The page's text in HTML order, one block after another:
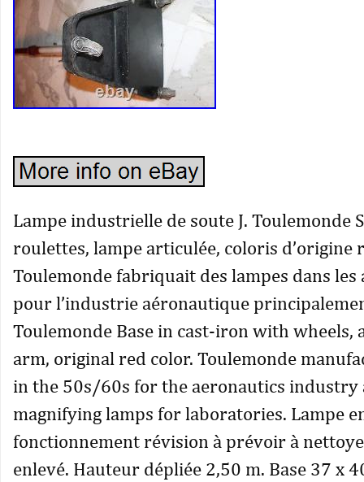
Lampe industrielle de soute J. Toulemonde
roulettes, lampe articulée, coloris d’origine
Toulemonde fabriquait des lampes dans
pour l’industrie aéronautique
Toulemonde Base in cast-iron with wheels,
arm, original red color. Toulemonde
in the 50s/60s for the aeronautics industry
magnifying lamps for laboratories. Lampe
fonctionnement révision à prévoir à
enlevé. Hauteur dépliée 2,50 m. Base 37 x